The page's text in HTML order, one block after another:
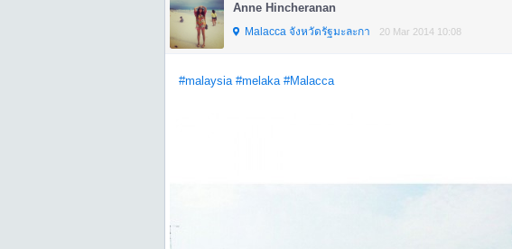
Anne Hincheranan
Malacca จังหวัดรัฐมะละกา 20 Mar 2014 10:08
#​malaysia #melaka #​Malacca